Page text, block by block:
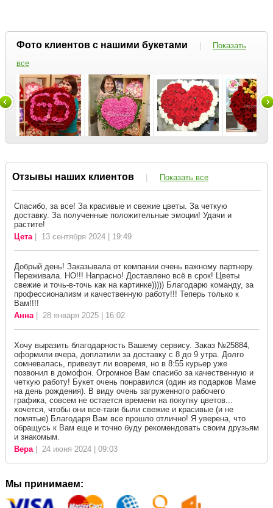
Фото клиентов с нашими букетами |
Показать
все
Отзывы наших клиентов | Показать все
Спасибо, за все! За красивые и свежие цветы. За четкую
доставку. За полученные положительные эмоции! Удачи и
растите!
Цета| 13 сентября 2024 | 19:49
Добрый день! Заказывала от компании очень важному партнеру.
Переживала. НО!!! Напрасно! Доставлено всё в срок! Цветы
свежие и точь-в-точь как на картинке))))) Благодарю команду, за
профессионализм и качественную работу!!! Теперь только к
Вам!!!!
Анна| 28 января 2025 | 16:02
Хочу выразить благодарность Вашему сервису. Заказ №25884,
оформили вчера, доплатили за доставку с 8 до 9 утра. Долго
сомневалась, привезут ли вовремя, но в 8:55 курьер уже
позвонил в домофон. Огромное Вам спасибо за качественную и
четкую работу! Букет очень понравился (один из подарков Маме
на день рождения). В виду очень загруженного рабочего
графика, совсем не остается времени на покупку цветов...
хочется, чтобы они все-таки были свежие и красивые (и не
помятые) Благодаря Вам все прошло отлично! Я уверена, что
обращусь к Вам еще и точно буду рекомендовать своим друзьям
и знакомым.
Вера| 24 июня 2024 | 09:03
Мы принимаем: